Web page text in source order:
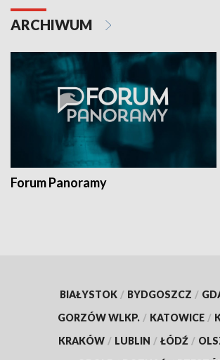
ARCHIWUM
Forum Panoramy
BIAŁYSTOK / BYDGOSZCZ /
GORZÓW WLKP. / KATOWICE /
KRAKÓW / LUBLIN / ŁÓDŹ /